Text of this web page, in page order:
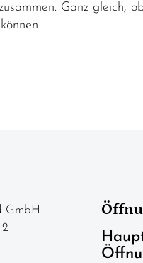
Ganz gleich,
GmbH